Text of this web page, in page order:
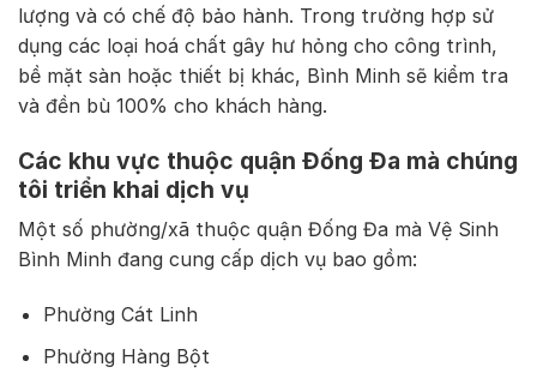
lượng và có chế độ bảo hành. Trong trường hợp sử
dụng các loại hoá chất gây hư hỏng cho công trình,
bề mặt sàn hoặc thiết bị khác, Bình Minh sẽ kiểm tra
và đền bù 100% cho khách hàng.
Các khu vực thuộc quận Đống Đa mà chúng
tôi triển khai dịch vụ
Một số phường/xã thuộc quận Đống Đa mà Vệ Sinh
Bình Minh đang cung cấp dịch vụ bao gồm:
Phường Cát Linh
Phường Hàng Bột